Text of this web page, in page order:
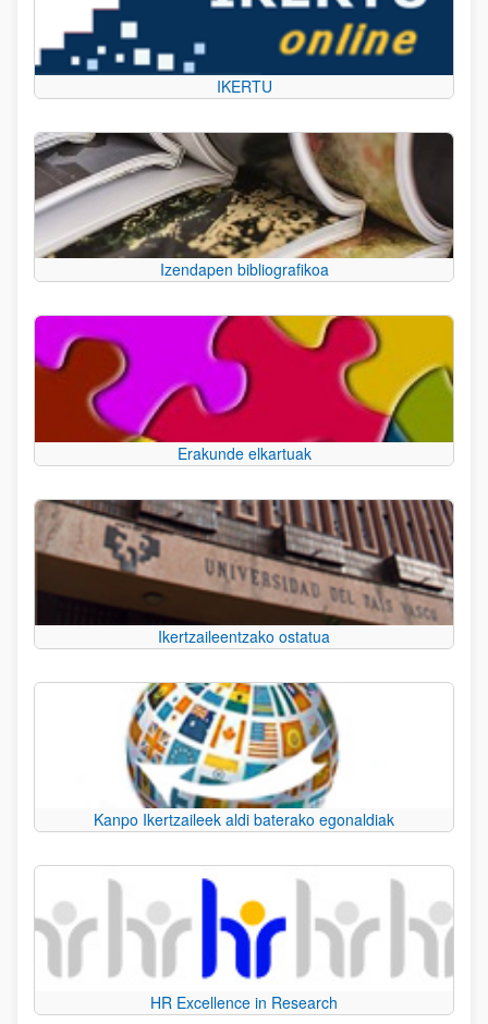
IKERTU
Izendapen bibliografikoa
Erakunde elkartuak
Ikertzaileentzako ostatua
Kanpo Ikertzaileek aldi baterako egonaldiak
HR Excellence in Research